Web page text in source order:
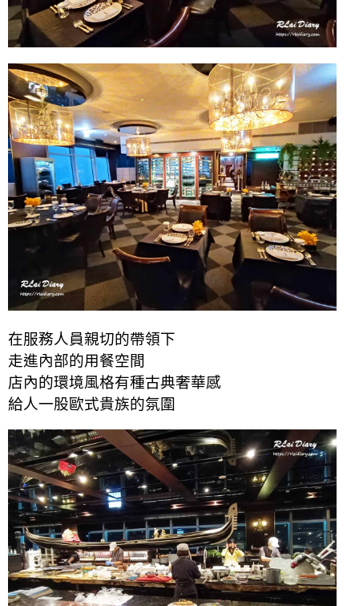
在服務人員親切的帶領下
走進內部的用餐空間
店內的環境風格有種古典奢華感
給人一股歐式貴族的氛圍